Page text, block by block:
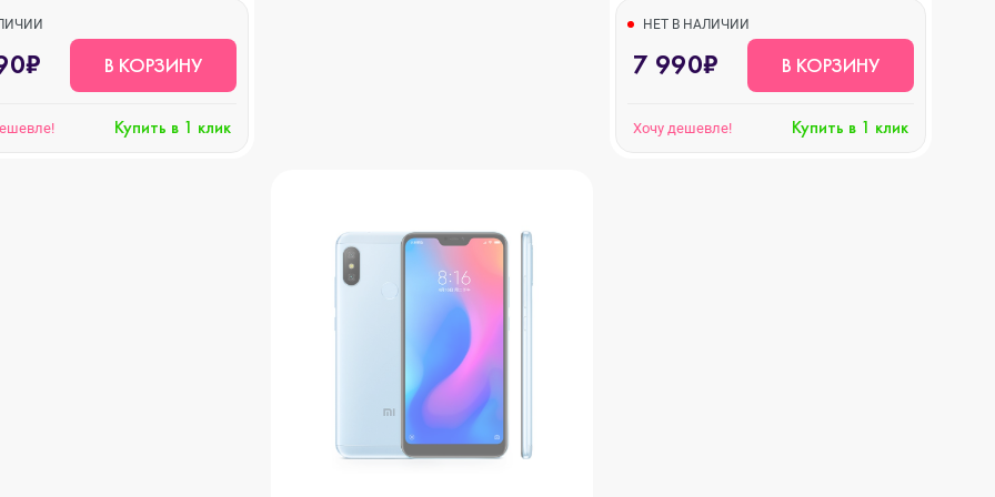
В КОРЗИНУ
Купить в 1 клик
НЕТ В НАЛИЧИИ
7 990₽ В КОРЗИНУ
Хочу дешевле! Купить в 1 клик